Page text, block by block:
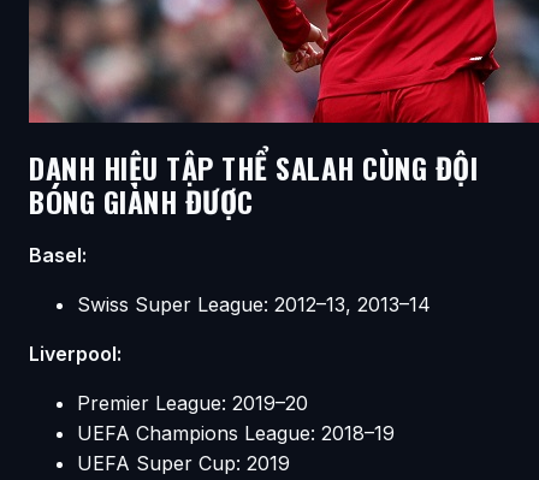
DANH HIỆU TẬP THỂ SALAH CÙNG ĐỘI
BÓNG GIÀNH ĐƯỢC
Basel:
Swiss Super League: 2012–13, 2013–14
Liverpool:
Premier League: 2019–20
UEFA Champions League: 2018–19
UEFA Super Cup: 2019